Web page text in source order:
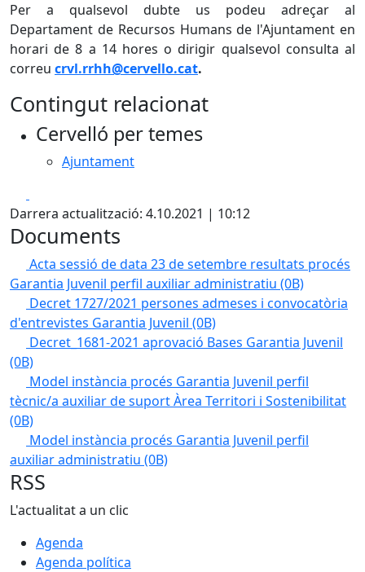
Per a qualsevol dubte us podeu adreçar al
Departament de Recursos Humans de l'Ajuntament en
horari de 8 a 14 hores o dirigir qualsevol consulta al
correu crvl.rrhh@cervello.cat.
Contingut relacionat
Cervelló per temes
Ajuntament
Darrera actualització: 4.10.2021 | 10:12
Documents
Acta sessió de data 23 de setembre resultats procés
Garantia Juvenil perfil auxiliar administratiu (0B)
Decret 1727/2021 persones admeses i convocatòria
d'entrevistes Garantia Juvenil (0B)
Decret_1681-2021 aprovació Bases Garantia Juvenil
(0B)
Model instància procés Garantia Juvenil perfil
tècnic/a auxiliar de suport Àrea Territori i Sostenibilitat
(0B)
Model instància procés Garantia Juvenil perfil
auxiliar administratiu (0B)
RSS
L'actualitat a un clic
Agenda
Agenda política